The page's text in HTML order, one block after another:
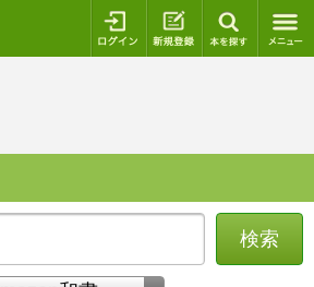
ログイン 新規登録
検索